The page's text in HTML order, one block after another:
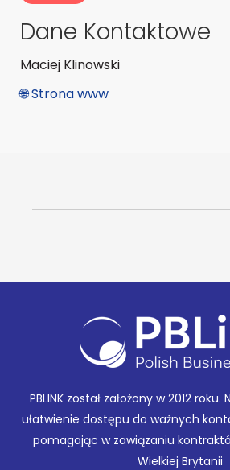
Dane Kontaktowe
Maciej Klinowski
🌐 Strona www
PBLINK został założony w 2012
ułatwienie dostępu do ważnych
pomagając w zawiązaniu
Wielkiej Brytanii